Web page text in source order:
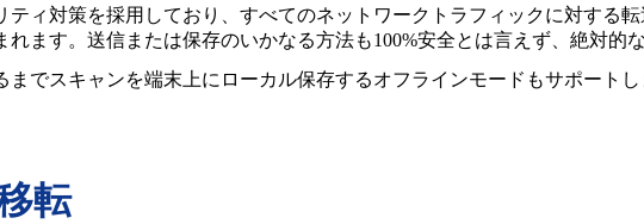
ィ対策を採用しており、すべてのネットワークトラフィックに対する
ます。送信または保存のいかなる方法も100%安全とは言えず、絶対的
でスキャンを端末上にローカル保存するオフラインモードもサポート
転